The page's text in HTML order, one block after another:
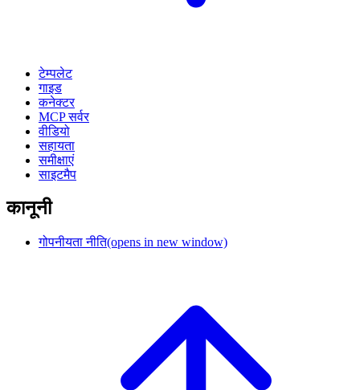
टेम्पलेट
गाइड
कनेक्टर
MCP सर्वर
वीडियो
सहायता
समीक्षाएं
साइटमैप
कानूनी
गोपनीयता नीति(opens in new window)